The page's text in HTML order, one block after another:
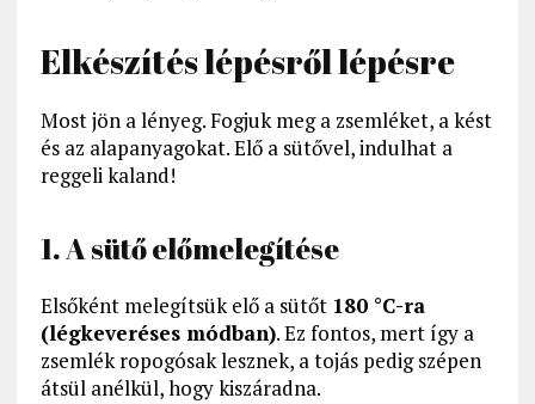
Elkészítés lépésről lépésre
Most jön a lényeg. Fogjuk meg a zsemléket, a kést
és az alapanyagokat. Elő a sütővel, indulhat a
reggeli kaland!
1. A sütő előmelegítése
Elsőként melegítsük elő a sütőt 180 °C-ra
(légkeveréses módban). Ez fontos, mert így a
zsemlék ropogósak lesznek, a tojás pedig szépen
átsül anélkül, hogy kiszáradna.